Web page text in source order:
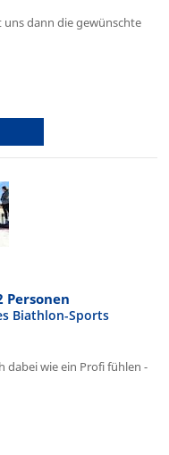
dann die gewünschte
Biathlon-Sports
dabei wie ein Profi fühlen -